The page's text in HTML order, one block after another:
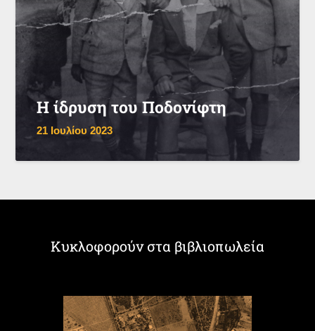
Η ίδρυση του Ποδονίφτη
21 Ιουλίου 2023
Κυκλοφορούν στα βιβλιοπωλεία